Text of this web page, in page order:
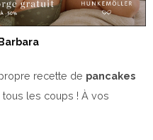
recette de pancakes
tous les coups ! À vos